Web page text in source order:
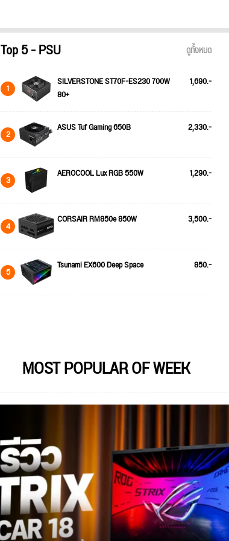
Top 5 - PSU ดูทั้งหมด
1
SILVERSTONE ST70F-ES230 700W
80+
1,690.-
2 ASUS Tuf Gaming 650B 2,330.-
3 AEROCOOL Lux RGB 550W 1,290.-
4 CORSAIR RM850e 850W 3,500.-
5 Tsunami EX600 Deep Space 850.-
MOST POPULAR OF WEEK